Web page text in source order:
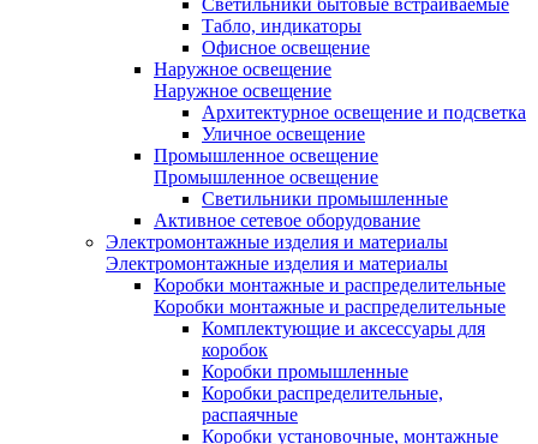
Светильники бытовые встраиваемые
Табло, индикаторы
Офисное освещение
Наружное освещение
Наружное освещение
Архитектурное освещение и подсветка
Уличное освещение
Промышленное освещение
Промышленное освещение
Светильники промышленные
Активное сетевое оборудование
Электромонтажные изделия и материалы
Электромонтажные изделия и материалы
Коробки монтажные и распределительные
Коробки монтажные и распределительные
Комплектующие и аксессуары для
коробок
Коробки промышленные
Коробки распределительные,
распаячные
Коробки установочные, монтажные